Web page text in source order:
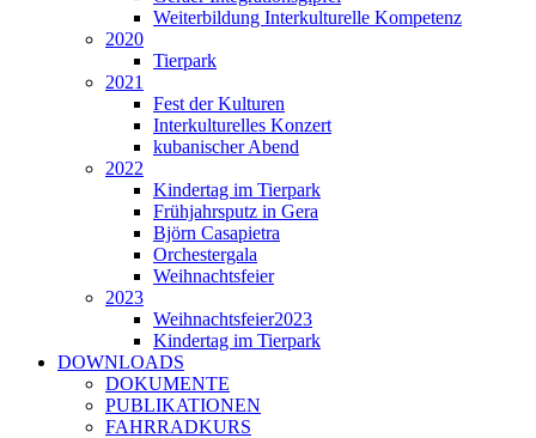
Weiterbildung Interkulturelle Kompetenz
2020
Tierpark
2021
Fest der Kulturen
Interkulturelles Konzert
kubanischer Abend
2022
Kindertag im Tierpark
Frühjahrsputz in Gera
Björn Casapietra
Orchestergala
Weihnachtsfeier
2023
Weihnachtsfeier2023
Kindertag im Tierpark
DOWNLOADS
DOKUMENTE
PUBLIKATIONEN
FAHRRADKURS